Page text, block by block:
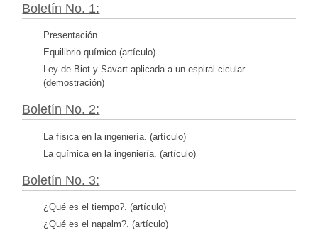
Boletín No. 1:
Presentación.
Equilibrio químico.(artículo)
Ley de Biot y Savart aplicada a un espiral cicular.
(demostración)
Boletín No. 2:
La física en la ingeniería. (artículo)
La química en la ingeniería. (artículo)
Boletín No. 3:
¿Qué es el tiempo?. (artículo)
¿Qué es el napalm?. (artículo)